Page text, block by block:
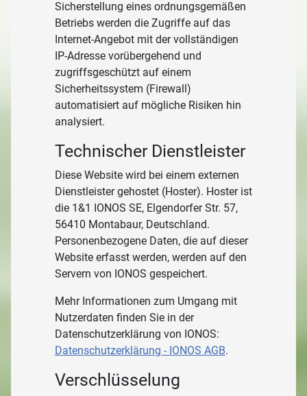
Sicherstellung eines ordnungsgemäßen
Betriebs werden die Zugriffe auf das
Internet-Angebot mit der vollständigen
IP-Adresse vorübergehend und
zugriffsgeschützt auf einem
Sicherheitssystem (Firewall)
automatisiert auf mögliche Risiken hin
analysiert.
Technischer Dienstleister
Diese Website wird bei einem externen
Dienstleister gehostet (Hoster). Hoster ist
die 1&1 IONOS SE, Elgendorfer Str. 57,
56410 Montabaur, Deutschland.
Personenbezogene Daten, die auf dieser
Website erfasst werden, werden auf den
Servern von IONOS gespeichert.
Mehr Informationen zum Umgang mit
Nutzerdaten finden Sie in der
Datenschutzerklärung von IONOS:
Datenschutzerklärung - IONOS AGB.
Verschlüsselung